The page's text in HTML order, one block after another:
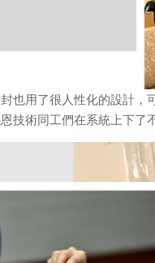
也用了很人性化的設計
技術同工們在系統上下了